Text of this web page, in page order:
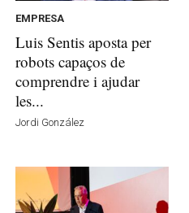
EMPRESA
Luis Sentis aposta per
robots capaços de
comprendre i ajudar
les...
Jordi González